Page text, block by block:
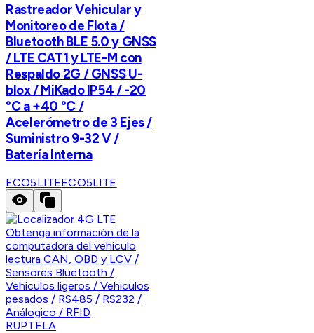
Rastreador Vehicular y
Monitoreo de Flota /
Bluetooth BLE 5.0 y GNSS
/ LTE CAT1 y LTE-M con
Respaldo 2G / GNSS U-
blox / MiKado IP54 / -20
°C a +40 °C /
Acelerómetro de 3 Ejes /
Suministro 9-32 V /
Batería Interna
ECO5LITEECO5LITE
RUPTELA